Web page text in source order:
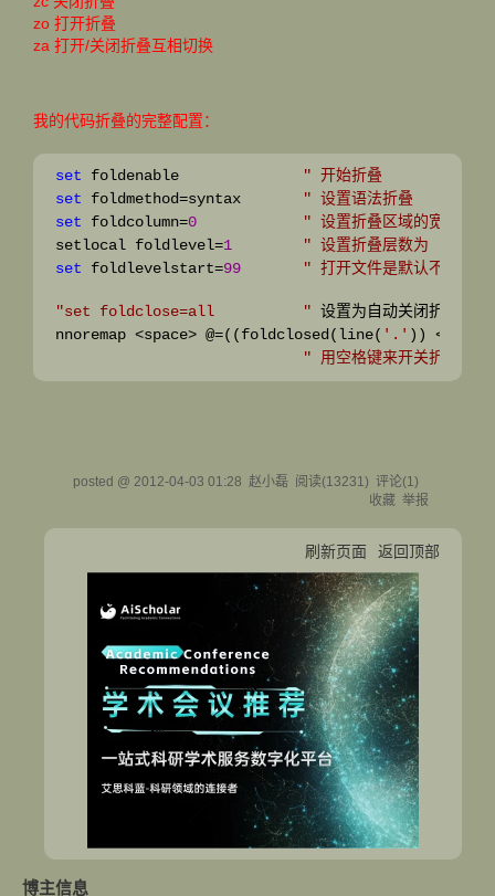
zo 打开折叠
za 打开/关闭折叠互相切换
我的代码折叠的完整配置：
set foldenable " 开始折叠
set foldmethod=syntax " 设置语法折叠
set foldcolumn=0 " 设置折叠区域的宽度
setlocal foldlevel=1 " 设置折叠层数为
set foldlevelstart=99 " 打开文件是默认不折叠代
"set foldclose=all " 设置为自动
nnoremap <space> @=((foldclosed(line( ' . ' )) <
" 用空格键来开关折叠
posted @ 2012-04-03 01:28 赵小磊 阅读(13231) 评论(1)
收藏 举报
刷新页面 返回顶部
博主信息